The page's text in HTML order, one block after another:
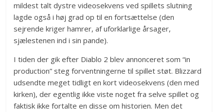
mildest talt dystre videosekvens ved spillets slutning
lagde også i høj grad op til en fortsættelse (den
sejrende kriger hamrer, af uforklarlige årsager,
sjælestenen ind i sin pande).
I tiden der gik efter Diablo 2 blev annonceret som “in
production” steg forventningerne til spillet støt. Blizzard
udsendte meget tidligt en kort videosekvens (den med
kirken), der egentlig ikke viste noget fra selve spillet og
faktisk ikke fortalte en disse om historien. Men det